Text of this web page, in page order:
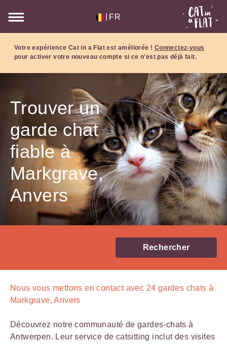
FR
Votre expérience Cat in a Flat est améliorée ! Connectez-vous
pour activer votre nouveau compte si ce n'est pas déjà fait.
Trouver un
garde chat
fiable à
Markgrave,
Anvers
Rechercher
Nous vous mettons en contact avec 24 gardes chats à
Markgrave, Anvers
Découvrez notre communauté de gardes-chats à
Antwerpen. Leur service de catsitting inclut des visites